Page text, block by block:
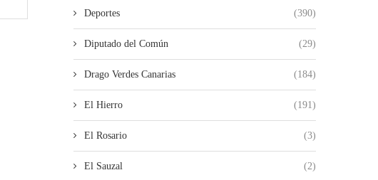
Deportes (390)
Diputado del Común (29)
Drago Verdes Canarias (184)
El Hierro (191)
El Rosario (3)
El Sauzal (2)